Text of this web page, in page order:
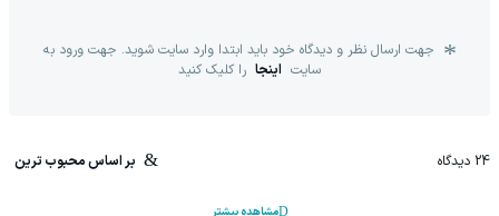
جهت ارسال نظر و دیدگاه خود باید ابتدا وارد سایت شوید. جهت ورود به
سایت اینجا را کلیک کنید
24 دیدگاه بر اساس محبوب ترین
مشاهده بیشتر